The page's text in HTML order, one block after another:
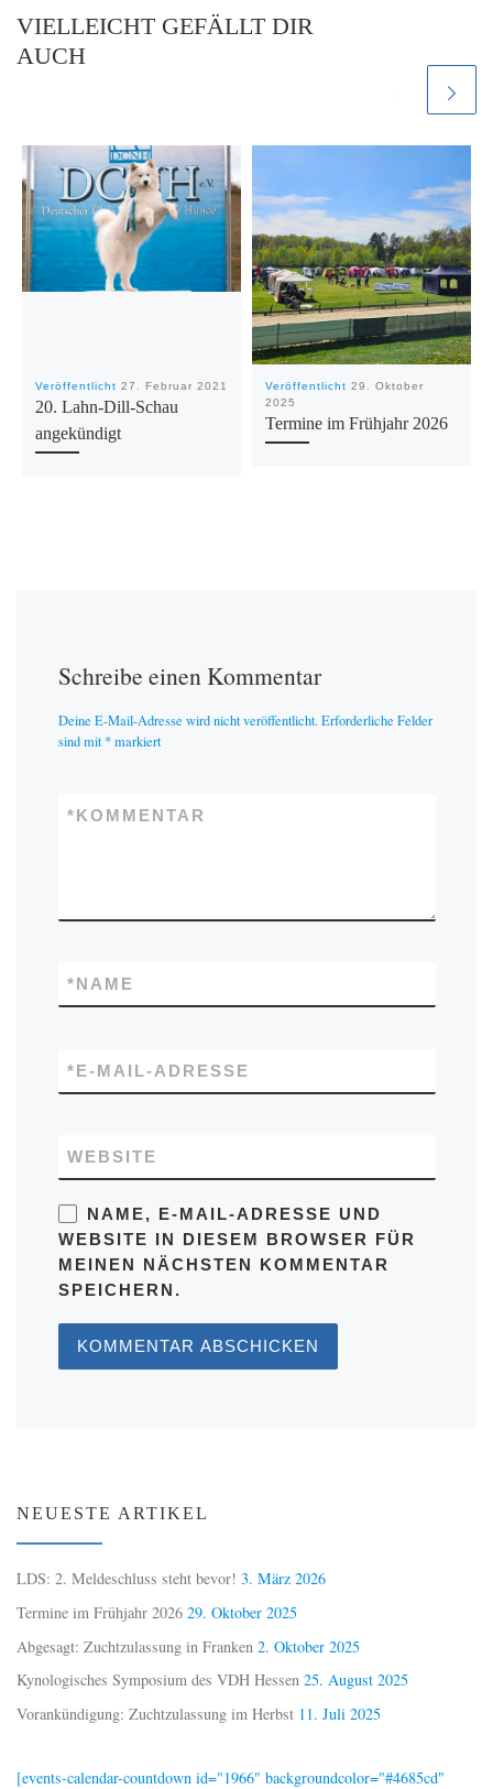
VIELLEICHT GEFÄLLT DIR
AUCH
Veröffentlicht 27. Februar 2021
20. Lahn-Dill-Schau
angekündigt
Veröffentlicht 29. Oktober
2025
Termine im Frühjahr 2026
Schreibe einen Kommentar
Deine E-Mail-Adresse wird nicht veröffentlicht. Erforderliche Felder
sind mit*markiert
KOMMENTAR
*
NAME
*
E-MAIL-ADRESSE
*
WEBSITE
NAME, E-MAIL-ADRESSE UND
WEBSITE IN DIESEM BROWSER FÜR
MEINEN NÄCHSTEN KOMMENTAR
SPEICHERN.
NEUESTE ARTIKEL
LDS: 2. Meldeschluss steht bevor! 3. März 2026
Termine im Frühjahr 2026 29. Oktober 2025
Abgesagt: Zuchtzulassung in Franken 2. Oktober 2025
Kynologisches Symposium des VDH Hessen 25. August 2025
Vorankündigung: Zuchtzulassung im Herbst 11. Juli 2025
[events-calendar-countdown id="1966" backgroundcolor="#4685cd"